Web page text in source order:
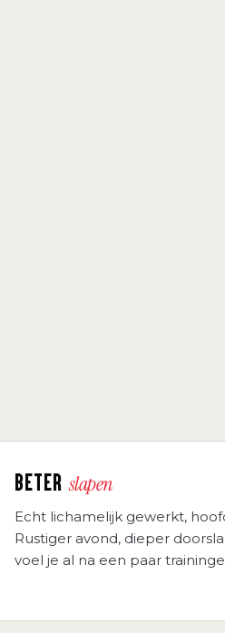
BETER slapen
Echt lichamelijk gewerkt,
Rustiger avond, dieper
voel je al na een paar